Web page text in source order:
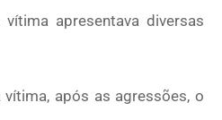
apresentava diversas
após as agressões, o